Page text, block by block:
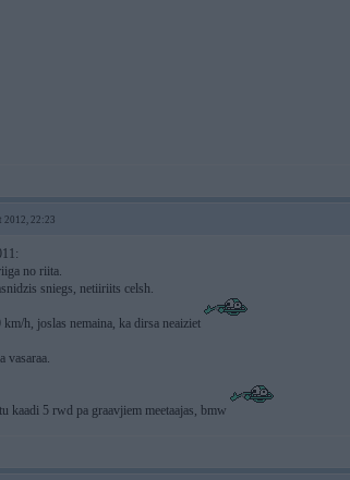
2012, 22:23
no riita.
sniegs, netiiriits celsh.
h, joslas nemaina, ka dirsa neaiziet
vasaraa.
kaadi 5 rwd pa graavjiem meetaajas, bmw